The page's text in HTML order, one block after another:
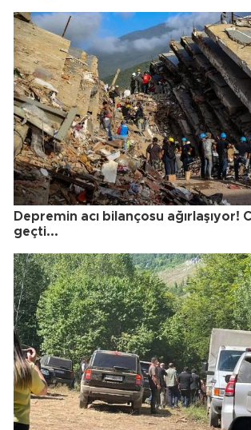
Depremin acı bilançosu ağırlaşıyor!
geçti...